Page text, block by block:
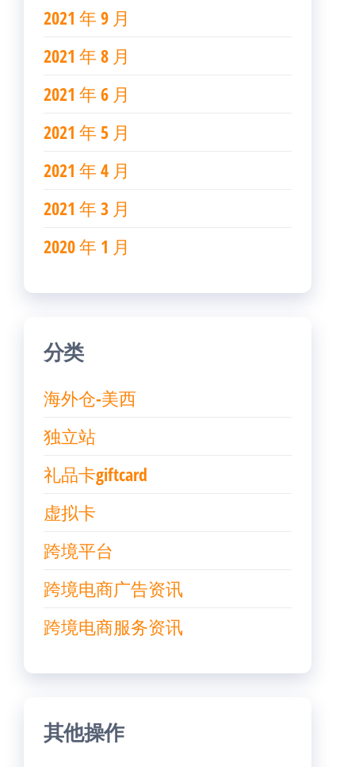
2021 年 9 月
2021 年 8 月
2021 年 6 月
2021 年 5 月
2021 年 4 月
2021 年 3 月
2020 年 1 月
分类
海外仓-美西
独立站
礼品卡giftcard
虚拟卡
跨境平台
跨境电商广告资讯
跨境电商服务资讯
其他操作